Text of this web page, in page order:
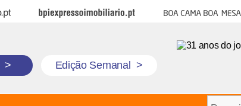
BPI Expresso Imobiliário Boa cama boa mesa
> Edição Semanal >